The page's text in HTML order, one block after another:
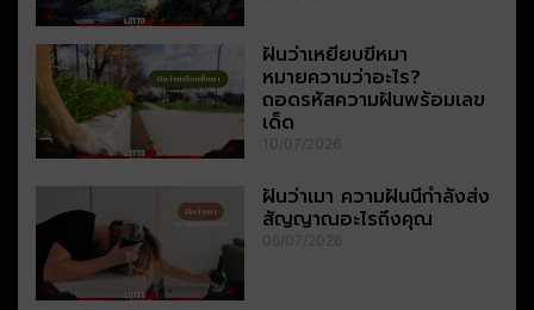
ฝันว่าเหยียบขี้หมา
หมายความว่าอะไร?
ถอดรหัสความฝันพร้อมเลข
เด็ด
10/07/2026
ฝันว่าเมา ความฝันนี้กำลังส่ง
สัญญาณอะไรถึงคุณ
06/07/2026